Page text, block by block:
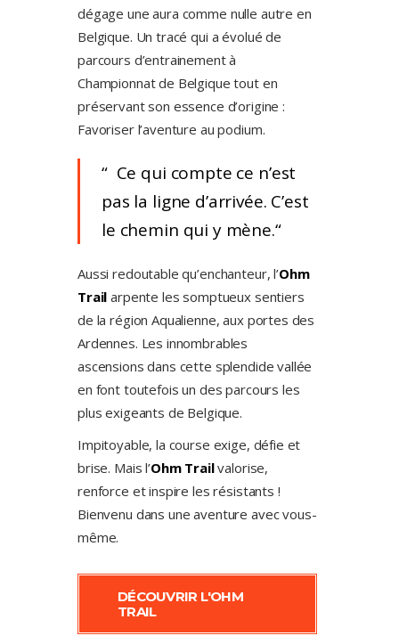
dégage une aura comme nulle autre en
Belgique. Un tracé qui a évolué de
parcours d’entrainement à
Championnat de Belgique tout en
préservant son essence d’origine :
Favoriser l’aventure au podium.
Ce qui compte ce n’est
pas la ligne d’arrivée. C’est
le chemin qui y mène.
Aussi redoutable qu’enchanteur, l’Ohm
Trail arpente les somptueux sentiers
de la région Aqualienne, aux portes des
Ardennes. Les innombrables
ascensions dans cette splendide vallée
en font toutefois un des parcours les
plus exigeants de Belgique.
Impitoyable, la course exige, défie et
brise. Mais l’Ohm Trailvalorise,
renforce et inspire les résistants !
Bienvenu dans une aventure avec vous-
même.
DÉCOUVRIR L'OHM
TRAIL